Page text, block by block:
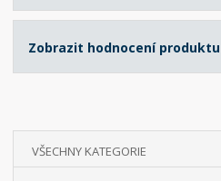
Zobrazit hodnocení produktu
VŠECHNY KATEGORIE